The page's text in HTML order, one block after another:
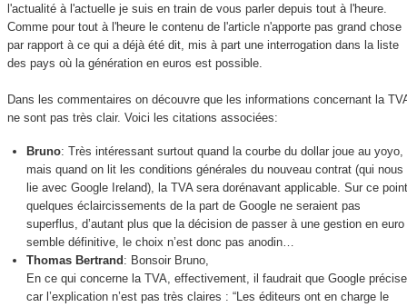
l'actualité à l'actuelle je suis en train de vous parler depuis tout à l'heure.
Comme pour tout à l'heure le contenu de l'article n'apporte pas grand chose
par rapport à ce qui a déjà été dit, mis à part une interrogation dans la liste
des pays où la génération en euros est possible.
Dans les commentaires on découvre que les informations concernant la
ne sont pas très clair. Voici les citations associées:
Bruno: Très intéressant surtout quand la courbe du dollar joue au yoyo,
mais quand on lit les conditions générales du nouveau contrat (qui nous
lie avec Google Ireland), la TVA sera dorénavant applicable. Sur ce point
quelques éclaircissements de la part de Google ne seraient pas
superflus, d’autant plus que la décision de passer à une gestion en euro
semble définitive, le choix n’est donc pas anodin…
Thomas Bertrand : Bonsoir Bruno,
En ce qui concerne la TVA, effectivement, il faudrait que Google précise
car l’explication n’est pas très claires : “Les éditeurs ont en charge le